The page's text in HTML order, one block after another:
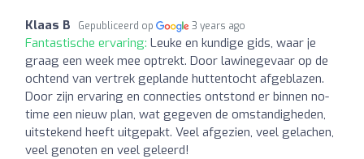
Klaas B Gepubliceerd op 3 years ago
Fantastische ervaring: Leuke en kundige gids, waar je
graag een week mee optrekt. Door lawinegevaar op de
ochtend van vertrek geplande huttentocht afgeblazen.
Door zijn ervaring en connecties ontstond er binnen no-
time een nieuw plan, wat gegeven de omstandigheden,
uitstekend heeft uitgepakt. Veel afgezien, veel gelachen,
veel genoten en veel geleerd!